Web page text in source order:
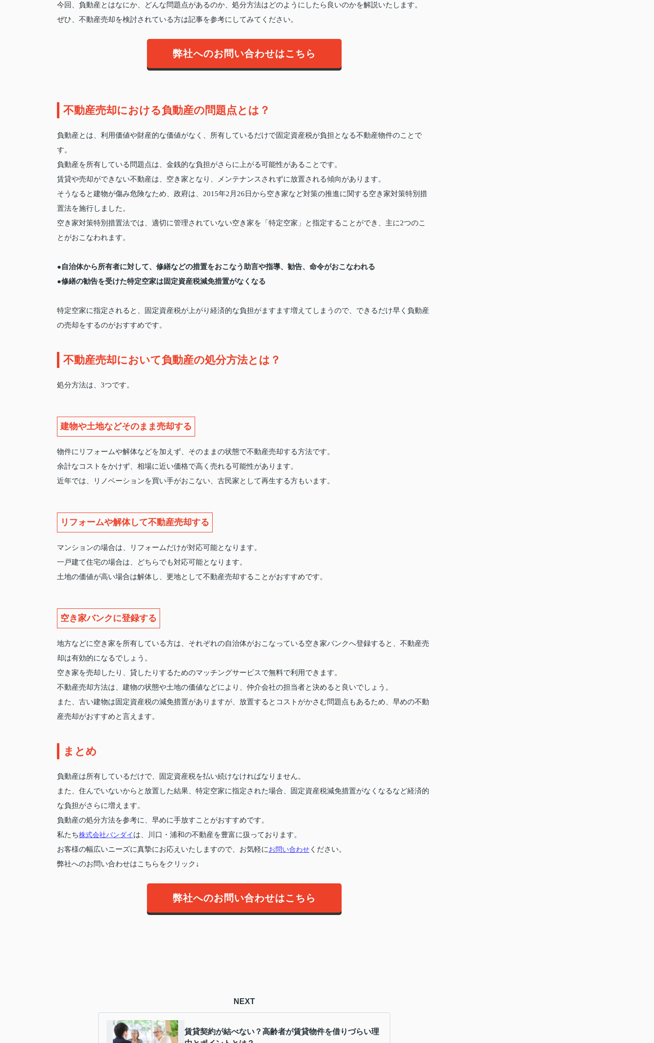
今回、負動産とはなにか、どんな問題点があるのか、処分方法はどのようにしたら良いのかを解説いたします。
ぜひ、不動産売却を検討されている方は記事を参考にしてみてください。
弊社へのお問い合わせはこちら
不動産売却における負動産の問題点とは？
負動産とは、利用価値や財産的な価値がなく、所有しているだけで固定資産税が負担となる不動産物件のことで
す。
負動産を所有している問題点は、金銭的な負担がさらに上がる可能性があることです。
賃貸や売却ができない不動産は、空き家となり、メンテナンスされずに放置される傾向があります。
そうなると建物が傷み危険なため、政府は、2015年2月26日から空き家など対策の推進に関する空き家対策特別措
置法を施行しました。
空き家対策特別措置法では、適切に管理されていない空き家を「特定空家」と指定することができ、主に2つのこ
とがおこなわれます。
●自治体から所有者に対して、修繕などの措置をおこなう助言や指導、勧告、命令がおこなわれる
●修繕の勧告を受けた特定空家は固定資産税減免措置がなくなる
特定空家に指定されると、固定資産税が上がり経済的な負担がますます増えてしまうので、できるだけ早く負動産
の売却をするのがおすすめです。
不動産売却において負動産の処分方法とは？
処分方法は、3つです。
建物や土地などそのまま売却する
物件にリフォームや解体などを加えず、そのままの状態で不動産売却する方法です。
余計なコストをかけず、相場に近い価格で高く売れる可能性があります。
近年では、リノベーションを買い手がおこない、古民家として再生する方もいます。
リフォームや解体して不動産売却する
マンションの場合は、リフォームだけが対応可能となります。
一戸建て住宅の場合は、どちらでも対応可能となります。
土地の価値が高い場合は解体し、更地として不動産売却することがおすすめです。
空き家バンクに登録する
地方などに空き家を所有している方は、それぞれの自治体がおこなっている空き家バンクへ登録すると、不動産売
却は有効的になるでしょう。
空き家を売却したり、貸したりするためのマッチングサービスで無料で利用できます。
不動産売却方法は、建物の状態や土地の価値などにより、仲介会社の担当者と決めると良いでしょう。
また、古い建物は固定資産税の減免措置がありますが、放置するとコストがかさむ問題点もあるため、早めの不動
産売却がおすすめと言えます。
まとめ
負動産は所有しているだけで、固定資産税を払い続けなければなりません。
また、住んでいないからと放置した結果、特定空家に指定された場合、固定資産税減免措置がなくなるなど経済的
な負担がさらに増えます。
負動産の処分方法を参考に、早めに手放すことがおすすめです。
私たち株式会社バンダイは、川口・浦和の不動産を豊富に扱っております。
お客様の幅広いニーズに真摯にお応えいたしますので、お気軽にお問い合わせ ください。
弊社へのお問い合わせはこちらをクリック↓
弊社へのお問い合わせはこちら
NEXT
賃貸契約が結べない？高齢者が賃貸物件を借りづらい理